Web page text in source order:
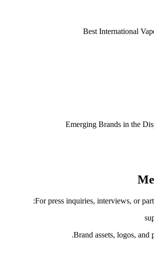
Best International
Emerging Brands in the
For press inquiries, interviews, or
Brand assets, logos, and